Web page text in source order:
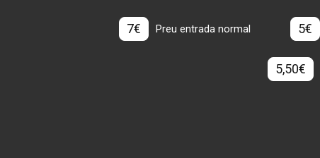
7€ Preu entrada normal 5€
5,50€